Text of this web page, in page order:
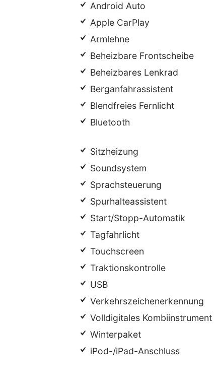
Android Auto
Apple CarPlay
Armlehne
Beheizbare Frontscheibe
Beheizbares Lenkrad
Berganfahrassistent
Blendfreies Fernlicht
Bluetooth
Sitzheizung
Soundsystem
Sprachsteuerung
Spurhalteassistent
Start/Stopp-Automatik
Tagfahrlicht
Touchscreen
Traktionskontrolle
USB
Verkehrszeichenerkennung
Volldigitales Kombiinstrument
Winterpaket
iPod-/iPad-Anschluss